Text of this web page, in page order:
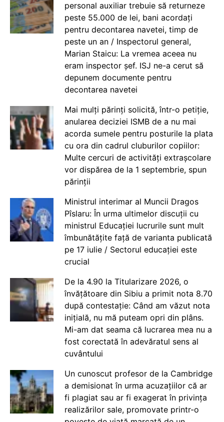
personal auxiliar trebuie să returneze
peste 55.000 de lei, bani acordați
pentru decontarea navetei, timp de
peste un an / Inspectorul general,
Marian Staicu: La vremea aceea nu
eram inspector șef. ISJ ne-a cerut să
depunem documente pentru
decontarea navetei
Mai mulți părinți solicită, într-o petiție,
anularea deciziei ISMB de a nu mai
acorda sumele pentru posturile la plata
cu ora din cadrul cluburilor copiilor:
Multe cercuri de activități extrașcolare
vor dispărea de la 1 septembrie, spun
părinții
Ministrul interimar al Muncii Dragos
Pîslaru: În urma ultimelor discuții cu
ministrul Educației lucrurile sunt mult
îmbunătățite față de varianta publicată
pe 17 iulie / Sectorul educației este
crucial
De la 4.90 la Titularizare 2026, o
învățătoare din Sibiu a primit nota 8.70
după contestație: Când am văzut nota
inițială, nu mă puteam opri din plâns.
Mi-am dat seama că lucrarea mea nu a
fost corectată în adevăratul sens al
cuvântului
Un cunoscut profesor de la Cambridge
a demisionat în urma acuzațiilor că ar
fi plagiat sau ar fi exagerat în privința
realizărilor sale, promovate printr-o